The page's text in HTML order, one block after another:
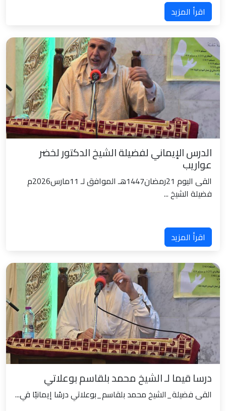
اقرأ المزيد
الدرس الإيماني لفضيلة الشيخ الدكتور لخضر
عواريب
القى اليوم 21رمضان1447هـ الموافق لـ 11مارس2026م
فضيلة الشيخ ...
اقرأ المزيد
درسا قيما لـ الشيخ محمد بلقاسم بوعلاتي
القى فضيلة_الشيخ محمد بلقاسم_بوعلاتي درسًا إيمانيًا قي...